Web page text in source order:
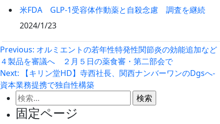
米FDA GLP-1受容体作動薬と自殺念慮 調査を継続
2024/1/23
投
稿
ナ
ビ
ゲ
Previous: オルミエントの若年性特発性関節炎の効能追加など
４製品を審議へ ２月５日の薬食審・第二部会で
Next:
【キリン堂HD】寺西社長、関西ナンバーワンのDgsへ‐
資本業務提携で独自性構築
検
索:
固定ページ